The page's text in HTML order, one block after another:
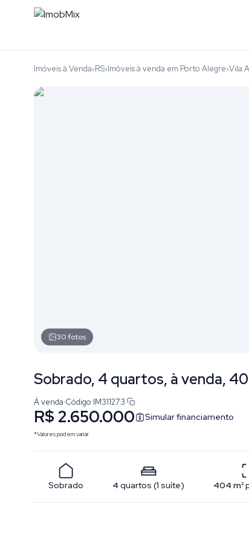
Imóveis à Venda›RS›Imóveis à venda em Porto Alegre›Vila
30fotos
Sobrado, 4 quartos, à venda,
À venda·Código IM311273
R$ 2.650.000 Simular financiamento
*Valores podem variar.
Sobrado 4 quartos (1 suíte) 404 m²